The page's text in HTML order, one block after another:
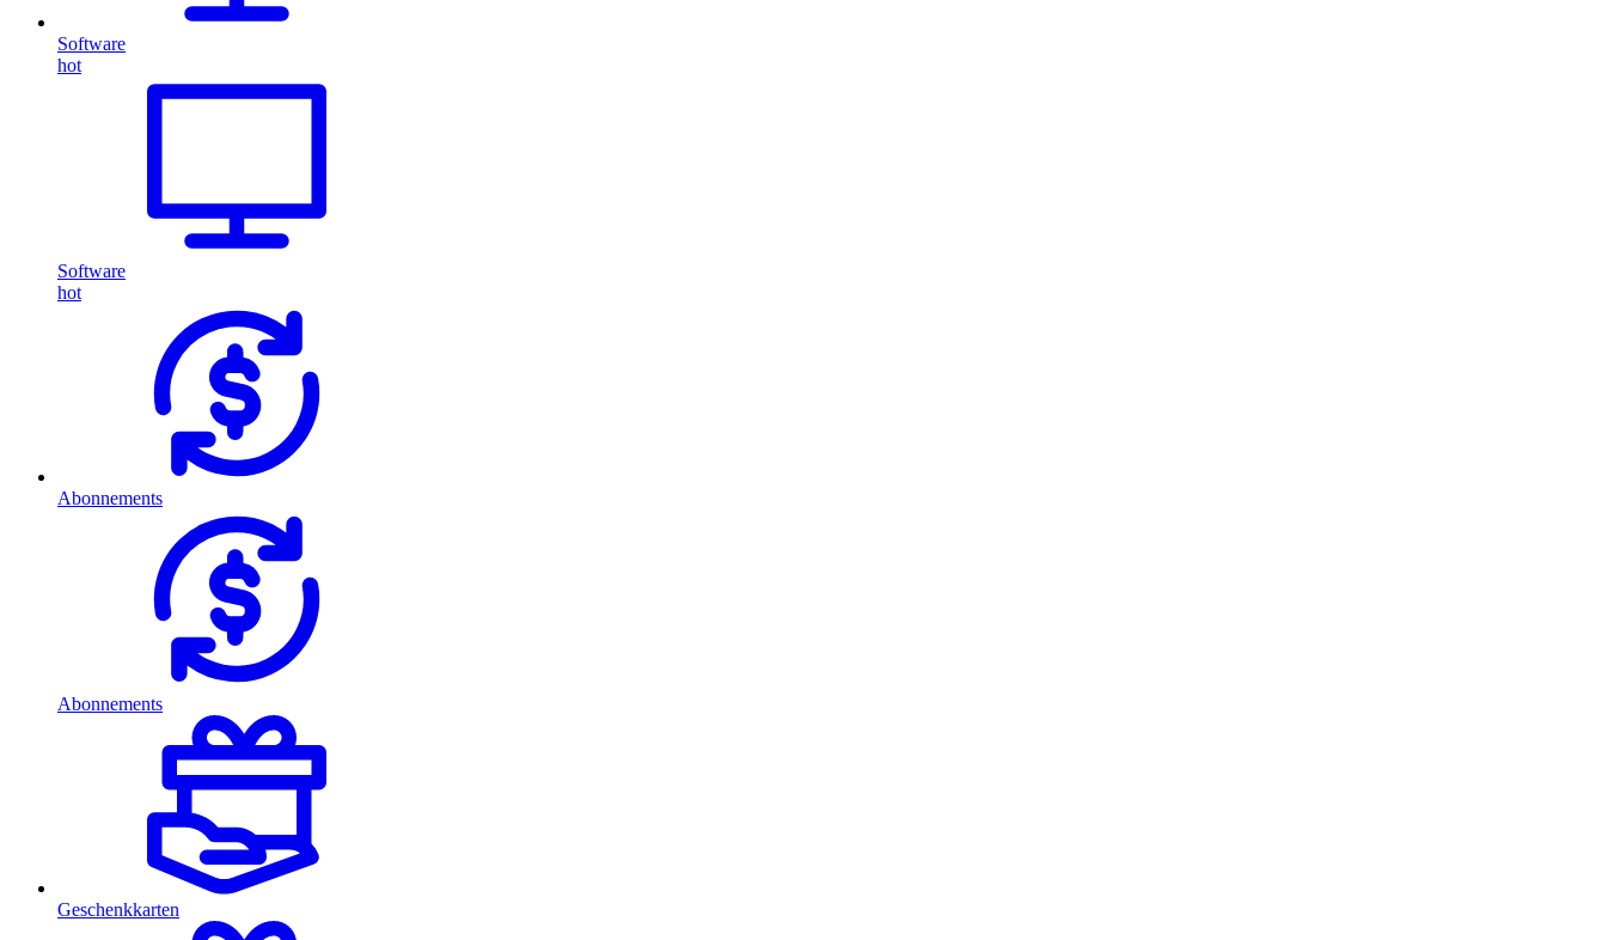
Software
hot
Software
hot
Abonnements
Abonnements
Geschenkkarten